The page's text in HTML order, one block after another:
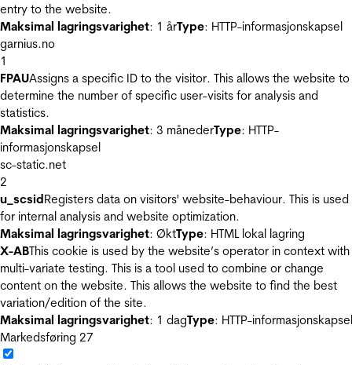
entry to the website.
Maksimal lagringsvarighet: 1 årType: HTTP-informasjonskapsel
garnius.no
1
FPAUAssigns a specific ID to the visitor. This allows the website to
determine the number of specific user-visits for analysis and
statistics.
Maksimal lagringsvarighet: 3 månederType: HTTP-
informasjonskapsel
sc-static.net
2
u_scsidRegisters data on visitors' website-behaviour. This is used
for internal analysis and website optimization.
Maksimal lagringsvarighet: ØktType: HTML lokal lagring
X-ABThis cookie is used by the website’s operator in context with
multi-variate testing. This is a tool used to combine or change
content on the website. This allows the website to find the best
variation/edition of the site.
Maksimal lagringsvarighet: 1 dagType: HTTP-informasjonskapsel
Markedsføring 27